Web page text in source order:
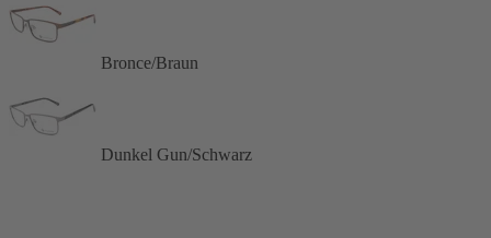
Bronce/Braun
Dunkel Gun/Schwarz